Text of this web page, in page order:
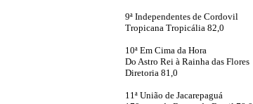
9ª Independentes de Cordovil
Tropicana Tropicália 82,0
10ª Em Cima da Hora
Do Astro Rei à Rainha das Flores
Diretoria 81,0
11ª União de Jacarepaguá